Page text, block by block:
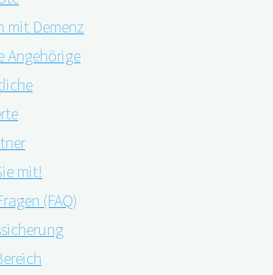
mit Demenz
Angehörige
mit!
(FAQ)
mehr möglich und die
noch begrenzt ist, können
versorgt werden. Oberstes Ziel ist es
zu lindern und eine größtmögliche